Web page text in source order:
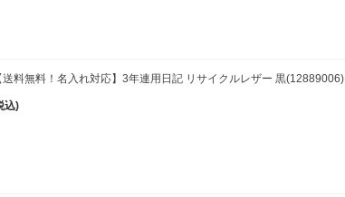
料無料！名入れ対応】3年連用日記 リサイクルレザー 黒(12889006)
込)